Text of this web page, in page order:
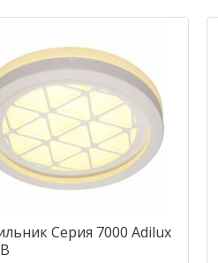
Серия 7000 Adilux